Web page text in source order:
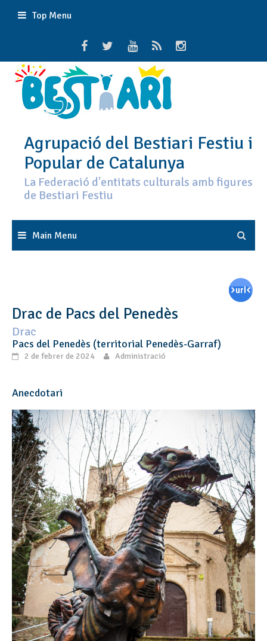
Top Menu
Agrupació del Bestiari Festiu i
Popular de Catalunya
La Federació d'entitats culturals amb figures
de Bestiari Festiu
Main Menu
Drac de Pacs del Penedès
Drac
Pacs del Penedès (territorial Penedès-Garraf)
2 de febrer de 2024 Administració
Anecdotari